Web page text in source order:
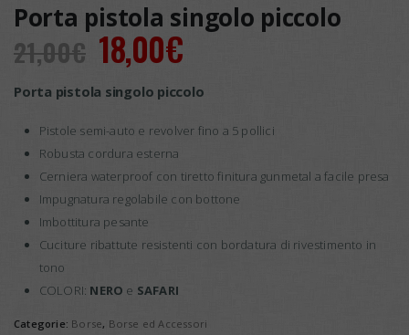
Porta pistola singolo piccolo
21,00€ Il
prezzo
originale
era:
21,00€.
18,00€Il
prezzo
attuale
è:
18,00€.
Porta pistola singolo piccolo
Pistole semi-auto e revolver fino a 5 pollici
Robusta cordura esterna
Cerniera waterproof con tiretto finitura gunmetal a facile presa
Impugnatura regolabile con bottone
Imbottitura pesante
Cuciture ribattute resistenti con bordatura di rivestimento in
tono
COLORI: NERO e SAFARI
Categorie: Borse, Borse ed Accessori